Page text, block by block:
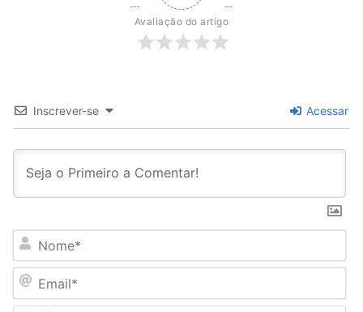
Avaliação do artigo
Inscrever-se Acessar
m
a